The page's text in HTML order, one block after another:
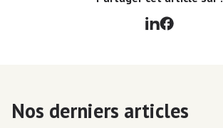
Nos derniers articles